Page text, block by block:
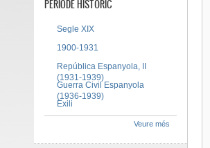
PERÍODE HISTÒRIC
Segle XIX
1900-1931
República Espanyola, II
(1931-1939)
Guerra Civil Espanyola
(1936-1939)
Exili
Veure més